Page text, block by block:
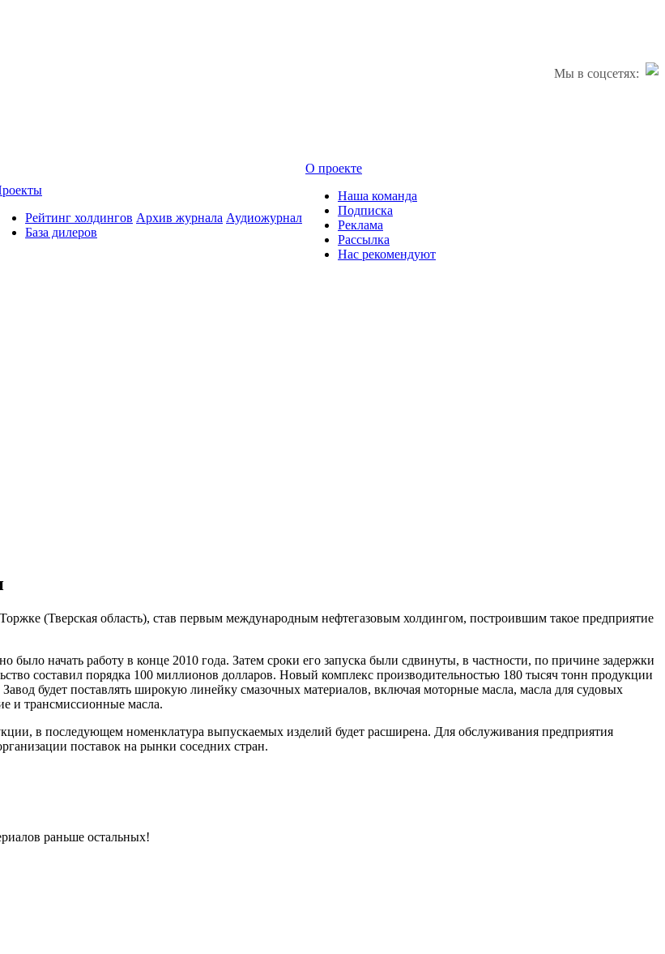
Мы в соцсетях:
Рейтинг холдингов
База дилеров
Архив журнала Аудиожурнал
О проекте
Наша команда
Подписка
Реклама
Рассылка
Нас рекомендуют
(Тверская область), став первым международным нефтегазовым холдингом, построившим такое предприятие
было начать работу в конце 2010 года. Затем сроки его запуска были сдвинуты, в частности, по причине задержки
составил порядка 100 миллионов долларов. Новый комплекс производительностью 180 тысяч тонн продукции
будет поставлять широкую линейку смазочных материалов, включая моторные масла, масла для судовых
и трансмиссионные масла.
в последующем номенклатура выпускаемых изделий будет расширена. Для обслуживания предприятия
поставок на рынки соседних стран.
раньше остальных!